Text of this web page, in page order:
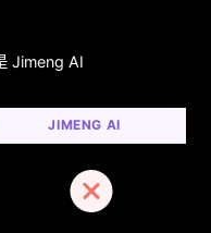
Jimeng AI
JIMENG AI